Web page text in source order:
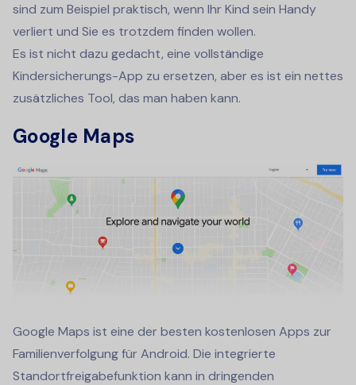
sind zum Beispiel praktisch, wenn Ihr Kind sein Handy
verliert und Sie es trotzdem finden wollen.
Es ist nicht dazu gedacht, eine vollständige
Kindersicherungs-App zu ersetzen, aber es ist ein nettes
zusätzliches Tool, das man haben kann.
Google Maps
Google Maps ist eine der besten kostenlosen Apps zur
Familienverfolgung für Android. Die integrierte
Standortfreigabefunktion kann in dringenden